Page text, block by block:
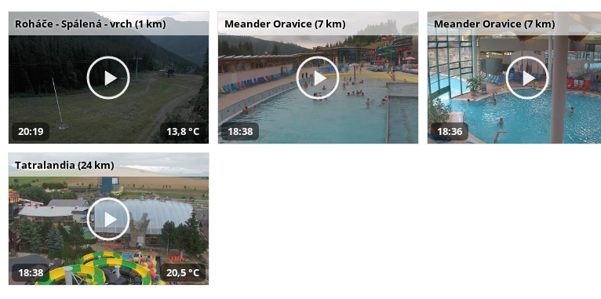
Roháče - Spálená - vrch (1 km)
20:19 13,8 °C
Meander Oravice (7 km)
18:38
Meander Oravice (7 km)
18:36
Tatralandia (24 km)
18:38 20,5 °C